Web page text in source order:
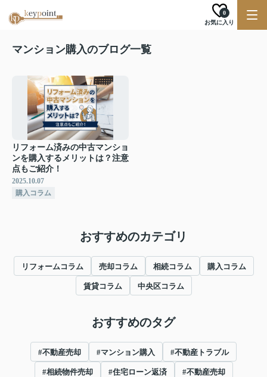
お気に入り
0
マンション購入のブログ一覧
リフォーム済みの中古マンショ
ンを購入するメリットは？注意
点もご紹介！
2025.10.07
購入コラム
おすすめのカテゴリ
リフォームコラム 売却コラム 相続コラム 購入コラム
賃貸コラム 中央区コラム
おすすめのタグ
#不動産売却 #マンション購入 #不動産トラブル
#相続物件売却 #住宅ローン返済 #不動産売却